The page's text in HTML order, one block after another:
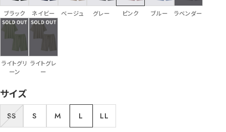
ブラック ネイビー ベージュ グレー ピンク ブルー ラベンダー
ライトグリ
ーン
ライトグレ
ー
サイズ
SS S M L LL